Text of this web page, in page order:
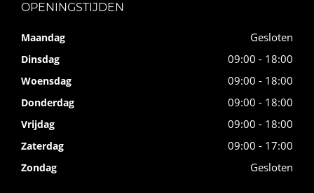
OPENINGSTIJDEN
Maandag Gesloten
Dinsdag 09:00 - 18:00
Woensdag 09:00 - 18:00
Donderdag 09:00 - 18:00
Vrijdag 09:00 - 18:00
Zaterdag 09:00 - 17:00
Zondag Gesloten